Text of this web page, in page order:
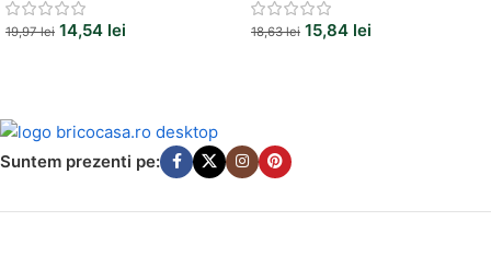
19,97lei 14,54 lei 18,63lei 15,84 lei
Suntem prezenti pe: